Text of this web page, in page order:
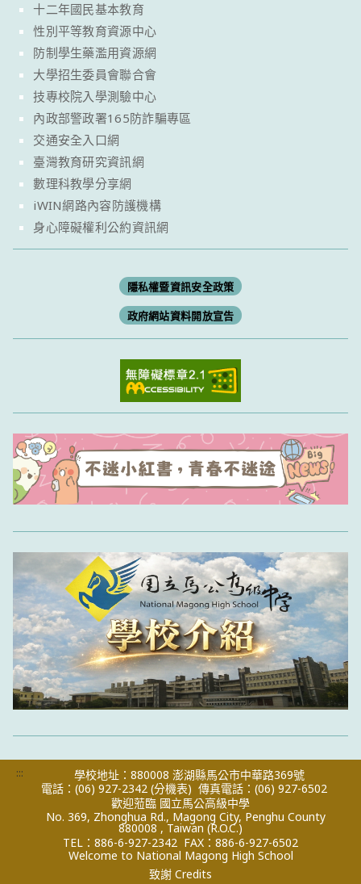
十二年國民基本教育
性別平等教育資源中心
防制學生藥濫用資源網
大學招生委員會聯合會
技專校院入學測驗中心
內政部警政署165防詐騙專區
交通安全入口網
臺灣教育研究資訊網
數理科教學分享網
iWIN網路內容防護機構
身心障礙權利公約資訊網
隱私權暨資訊安全政策
政府網站資料開放宣告
:::
學校地址：880008 澎湖縣馬公市中華路369號
電話：(06) 927-2342 (分機表) 傳真電話：(06) 927-6502
歡迎蒞臨 國立馬公高級中學
No. 369, Zhonghua Rd., Magong City, Penghu County
880008 , Taiwan (R.O.C.)
TEL：886-6-927-2342 FAX：886-6-927-6502
Welcome to National Magong High School
致謝 Credits